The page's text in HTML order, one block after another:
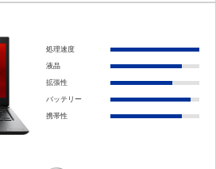
処理速度
液晶
拡張性
バッテリー
携帯性